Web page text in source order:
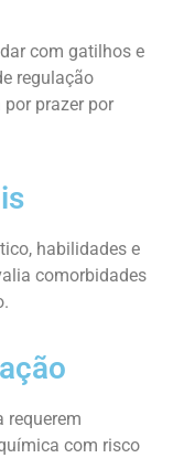
com gatilhos e
regulação
prazer por
habilidades e
comorbidades
requerem
com risco